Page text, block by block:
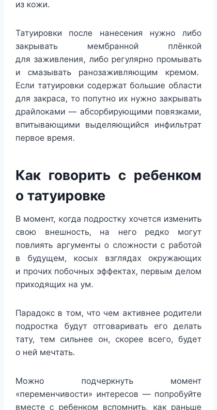
из кожи.
Татуировки после нанесения нужно либо
закрывать мембранной плёнкой
для заживления, либо регулярно промывать
и смазывать ранозаживляющим кремом.
Если татуировки содержат большие области
для закраса, то попутно их нужно закрывать
драйлоками — абсорбирующими повязками,
впитывающими выделяющийся инфильтрат
первое время.
Как говорить с ребенком
о татуировке
В момент, когда подростку хочется изменить
свою внешность, на него редко могут
повлиять аргументы о сложности с работой
в будущем, косых взглядах окружающих
и прочих побочных эффектах, первым делом
приходящих на ум.
Парадокс в том, что чем активнее родители
подростка будут отговаривать его делать
тату, тем сильнее он, скорее всего, будет
о ней мечтать.
Можно подчеркнуть момент
«переменчивости» интересов — попробуйте
вместе с ребенком вспомнить, как раньше